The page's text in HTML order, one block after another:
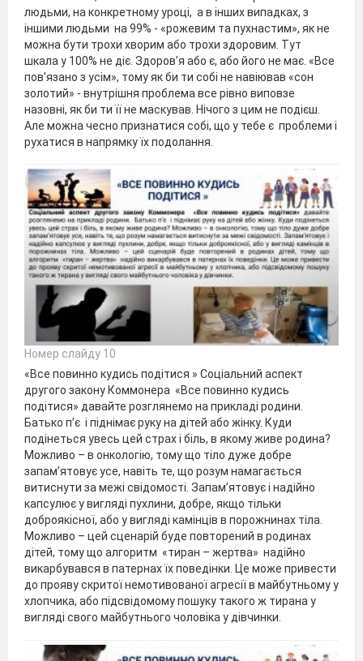
людьми, на конкретному уроці, а в інших випадках, з
іншими людьми на 99% - «рожевим та пухнастим», як не
можна бути трохи хворим або трохи здоровим. Тут
шкала у 100% не діє. Здоров’я або є, або його не має. «Все
пов’язано з усім», тому як би ти собі не навіював «сон
золотий» - внутрішня проблема все рівно виповзе
назовні, як би ти її не маскував. Нічого з цим не подієш.
Але можна чесно признатися собі, що у тебе є проблеми і
рухатися в напрямку їх подолання.
Номер слайду 10
«Все повинно кудись подітися » Соціальний аспект
другого закону Коммонера «Все повинно кудись
подітися» давайте розглянемо на прикладі родини.
Батько п’є і піднімає руку на дітей або жінку. Куди
подінеться увесь цей страх і біль, в якому живе родина?
Можливо – в онкологію, тому що тіло дуже добре
запам’ятовує усе, навіть те, що розум намагається
витиснути за межі свідомості. Запам’ятовує і надійно
капсулює у вигляді пухлини, добре, якщо тільки
доброякісної, або у вигляді камінців в порожнинах тіла.
Можливо – цей сценарій буде повторений в родинах
дітей, тому що алгоритм «тиран – жертва» надійно
викарбувався в патернах їх поведінки. Це може привести
до прояву скритої немотивованої агресії в майбутньому у
хлопчика, або підсвідомому пошуку такого ж тирана у
вигляді свого майбутнього чоловіка у дівчинки.